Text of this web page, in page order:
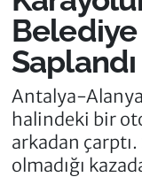
Belediye
Saplandı
Antalya-
halindeki bir
arkadan çarptı.
olmadığı
Son Dakika
Haber Arşivi